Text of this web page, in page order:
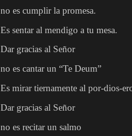
no es cumplir la promesa.
Es sentar al mendigo a tu mesa.
Dar gracias al Señor
no es cantar un “Te Deum”
Es mirar tiernamente al por-dios-
Dar gracias al Señor
no es recitar un salmo